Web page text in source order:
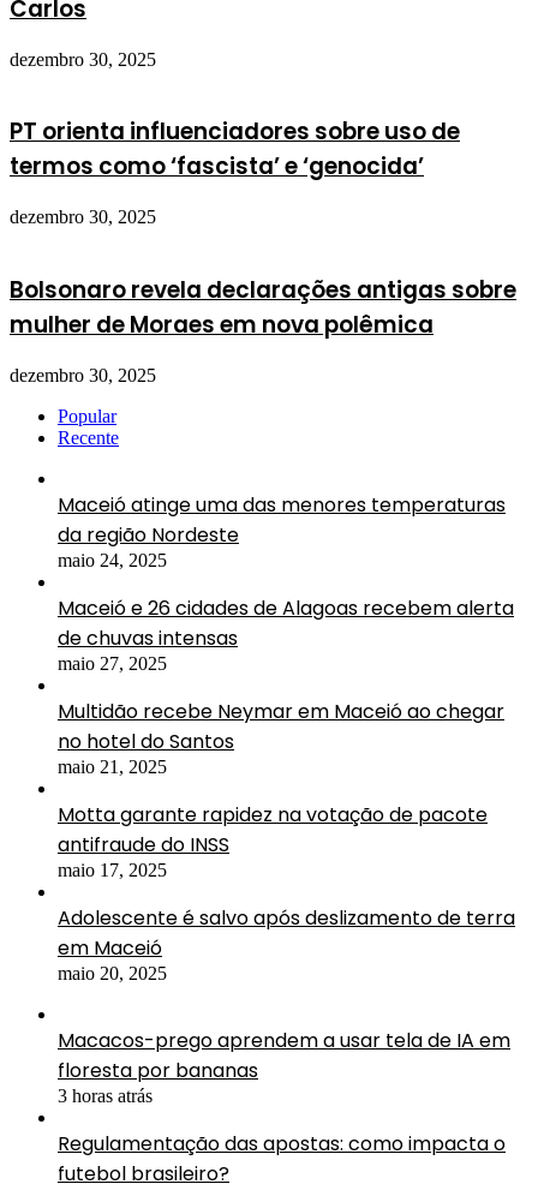
Carlos
dezembro 30, 2025
PT orienta influenciadores sobre uso de
termos como ‘fascista’ e ‘genocida’
dezembro 30, 2025
Bolsonaro revela declarações antigas sobre
mulher de Moraes em nova polêmica
dezembro 30, 2025
Popular
Recente
Maceió atinge uma das menores temperaturas
da região Nordeste
maio 24, 2025
Maceió e 26 cidades de Alagoas recebem alerta
de chuvas intensas
maio 27, 2025
Multidão recebe Neymar em Maceió ao chegar
no hotel do Santos
maio 21, 2025
Motta garante rapidez na votação de pacote
antifraude do INSS
maio 17, 2025
Adolescente é salvo após deslizamento de terra
em Maceió
maio 20, 2025
Macacos-prego aprendem a usar tela de IA em
floresta por bananas
3 horas atrás
Regulamentação das apostas: como impacta o
futebol brasileiro?